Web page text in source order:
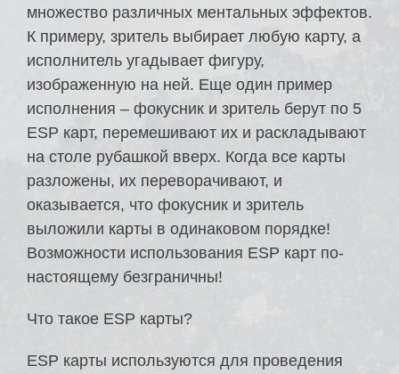
множество различных ментальных эффектов.
К примеру, зритель выбирает любую карту, а
исполнитель угадывает фигуру,
изображенную на ней. Еще один пример
исполнения – фокусник и зритель берут по 5
ESP карт, перемешивают их и раскладывают
на столе рубашкой вверх. Когда все карты
разложены, их переворачивают, и
оказывается, что фокусник и зритель
выложили карты в одинаковом порядке!
Возможности использования ESP карт по-
настоящему безграничны!
Что такое ESP карты?
ESP карты используются для проведения